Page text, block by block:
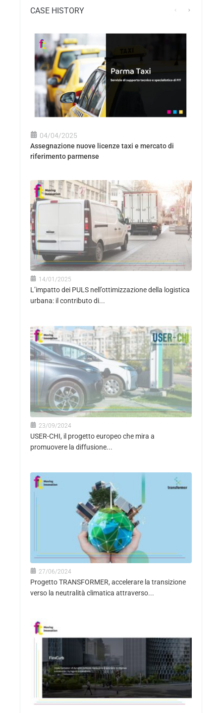
CASE HISTORY
04/04/2025
Assegnazione nuove licenze taxi e mercato di
riferimento parmense
14/01/2025
L’impatto dei PULS nell’ottimizzazione della logistica
urbana: il contributo di...
23/09/2024
USER-CHI, il progetto europeo che mira a
promuovere la diffusione...
27/06/2024
Progetto TRANSFORMER, accelerare la transizione
verso la neutralità climatica attraverso...